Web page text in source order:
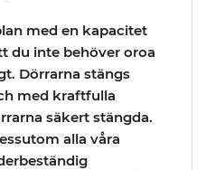
med en kapacitet
du inte behöver oroa
Dörrarna stängs
med kraftfulla
säkert stängda.
alla våra